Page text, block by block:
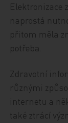
Elektronizace
naprostá
přitom měla
potřeba.
Zdravotní
různými
internetu a
také ztrácí